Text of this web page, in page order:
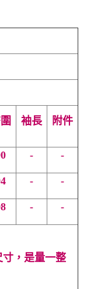
袖長 附件
- -
- -
- -
，是量一整